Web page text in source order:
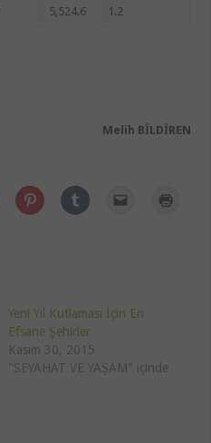
5,524.6 1.2
Melih BİLDİREN
Yeni Yıl Kutlaması İçin En
Efsane Şehirler
Kasım 30, 2015
"SEYAHAT VE YAŞAM" içinde